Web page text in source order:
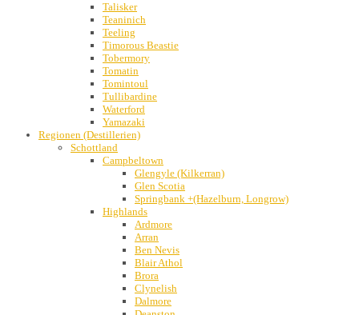
Talisker
Teaninich
Teeling
Timorous Beastie
Tobermory
Tomatin
Tomintoul
Tullibardine
Waterford
Yamazaki
Regionen (Destillerien)
Schottland
Campbeltown
Glengyle (Kilkerran)
Glen Scotia
Springbank +(Hazelburn, Longrow)
Highlands
Ardmore
Arran
Ben Nevis
Blair Athol
Brora
Clynelish
Dalmore